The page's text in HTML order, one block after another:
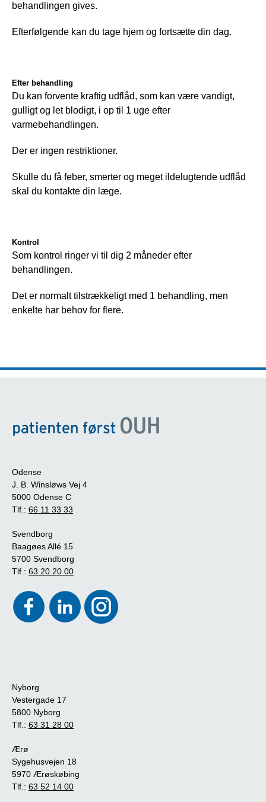
behandlingen gives.
Efterfølgende kan du tage hjem og fortsætte din dag.
Efter behandling
Du kan forvente kraftig udflåd, som kan være vandigt,
gulligt og let blodigt, i op til 1 uge efter
varmebehandlingen.
Der er ingen restriktioner.
Skulle du få feber, smerter og meget ildelugtende udflåd
skal du kontakte din læge.
Kontrol
Som kontrol ringer vi til dig 2 måneder efter
behandlingen.
Det er normalt tilstrækkeligt med 1 behandling, men
enkelte har behov for flere.
Odense
J. B. Winsløws Vej 4
5000 Odense C
Tlf.: 66 11 33 33
Svendborg
Baagøes Allé 15
5700 Svendborg
Tlf.: 63 20 20 00
Nyborg
Vestergade 17
5800 Nyborg
Tlf.: 63 31 28 00
Ærø
Sygehusvejen 18
5970 Ærøskøbing
Tlf.: 63 52 14 00